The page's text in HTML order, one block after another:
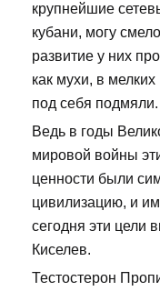
крупнейшие
кубани, могу
развитие у них
как мухи, в
под себя подмяли.
Ведь в годы
мировой войны
ценности были
цивилизацию, и
сегодня эти цели
Киселев.
Тестостерон